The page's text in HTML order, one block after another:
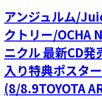
アンジュルム/
クトリー/OCHA
ニクル 最新CD
入り特典ポスタ
(8/8.9TOYOTA